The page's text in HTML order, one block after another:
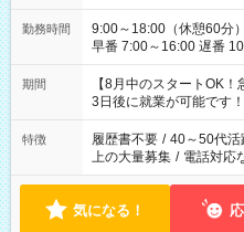
勤務時間
9:00～18:00（休憩60分） ■ご希望があれば下記シフトもOK！
早番 7:00～16:00 遅番
と休みを合わせたい」
「できれば残業はした
ね。 ※Wワーク希望の方へ 今ご覧のお仕事で希望する勤務時間
と、もう1つのお仕事の
合は応募できません。
期間
【8月中のスタートOK
3日後に就業が可能です！
特徴 履歴書不要 / 40～50代活
上の大量募集 / 電話対応
気になる！